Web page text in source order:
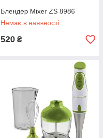
Блендер Mixer ZS 8986
Немає в наявності
520 ₴